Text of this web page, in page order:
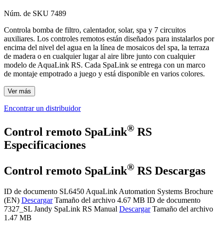
Núm. de SKU 7489
Controla bomba de filtro, calentador, solar, spa y 7 circuitos
auxiliares. Los controles remotos están diseñados para instalarlos por
encima del nivel del agua en la línea de mosaicos del spa, la terraza
de madera o en cualquier lugar al aire libre junto con cualquier
modelo de AquaLink RS. Cada SpaLink se entrega con un marco
de montaje empotrado a juego y está disponible en varios colores.
Ver más
Encontrar un distribuidor
Control remoto SpaLink® RS
Especificaciones
Control remoto SpaLink® RS Descargas
ID de documento SL6450 AquaLink Automation Systems Brochure
(EN) Descargar Tamaño del archivo 4.67 MB ID de documento
7327_SL Jandy SpaLink RS Manual Descargar Tamaño del archivo
1.47 MB